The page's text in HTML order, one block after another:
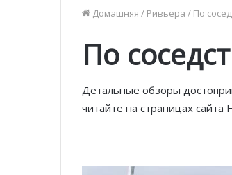
Домашняя / Ривьера / По
По
Детальные обзоры
читайте на страницах сайта